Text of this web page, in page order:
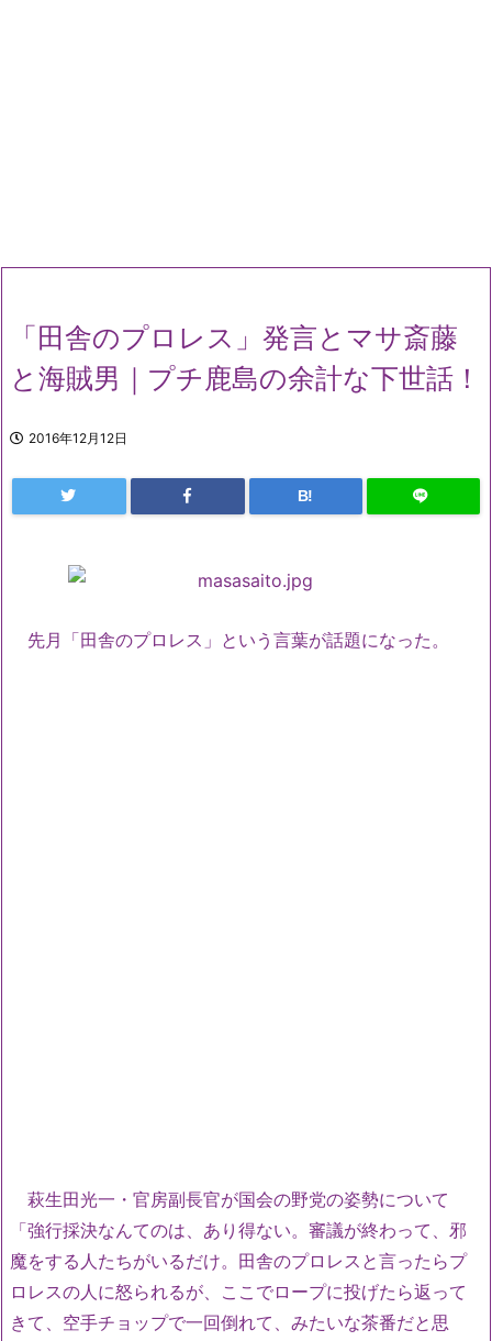
「田舎のプロレス」発言とマサ斎藤
と海賊男｜プチ鹿島の余計な下世話！
2016年12月12日
B!
先月「田舎のプロレス」という言葉が話題になった。
萩生田光一・官房副長官が国会の野党の姿勢について
「強行採決なんてのは、あり得ない。審議が終わって、邪
魔をする人たちがいるだけ。田舎のプロレスと言ったらプ
ロレスの人に怒られるが、ここでロープに投げたら返って
きて、空手チョップで一回倒れて、みたいな茶番だと思